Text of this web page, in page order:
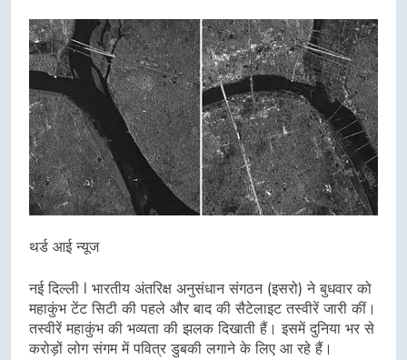
थर्ड आई न्यूज
नई दिल्ली l भारतीय अंतरिक्ष अनुसंधान संगठन (इसरो) ने बुधवार को
महाकुंभ टेंट सिटी की पहले और बाद की सैटेलाइट तस्वीरें जारी कीं।
तस्वीरें महाकुंभ की भव्यता की झलक दिखाती हैं। इसमें दुनिया भर से
करोड़ों लोग संगम में पवित्र डुबकी लगाने के लिए आ रहे हैं।